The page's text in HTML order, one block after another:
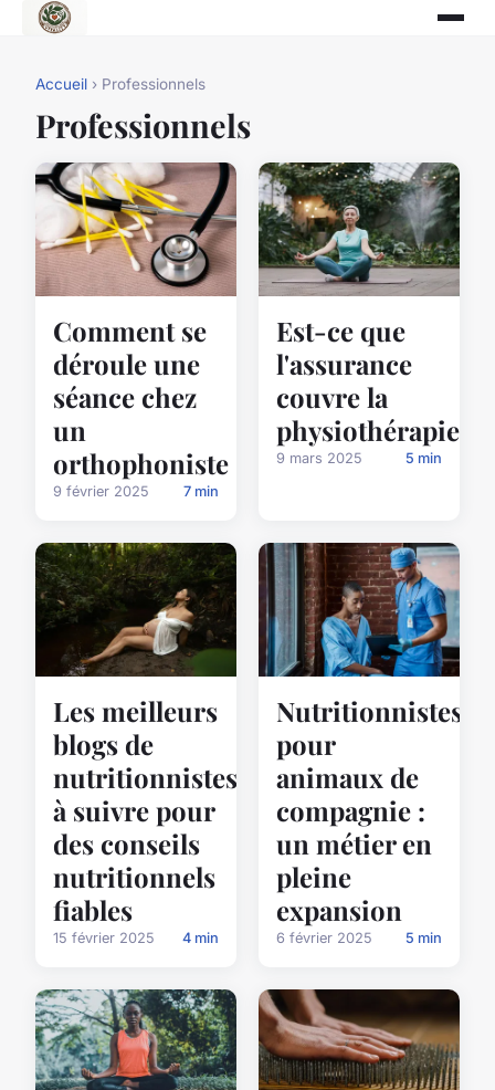
Accueil › Professionnels
Professionnels
Comment se
déroule une
séance chez
un
orthophoniste
9 février 2025 7 min
Est-ce que
l'assurance
couvre la
physiothérapie?
9 mars 2025 5 min
Les meilleurs
blogs de
nutritionnistes
à suivre pour
des conseils
nutritionnels
fiables
15 février 2025 4 min
Nutritionnistes
pour
animaux de
compagnie :
un métier en
pleine
expansion
6 février 2025 5 min